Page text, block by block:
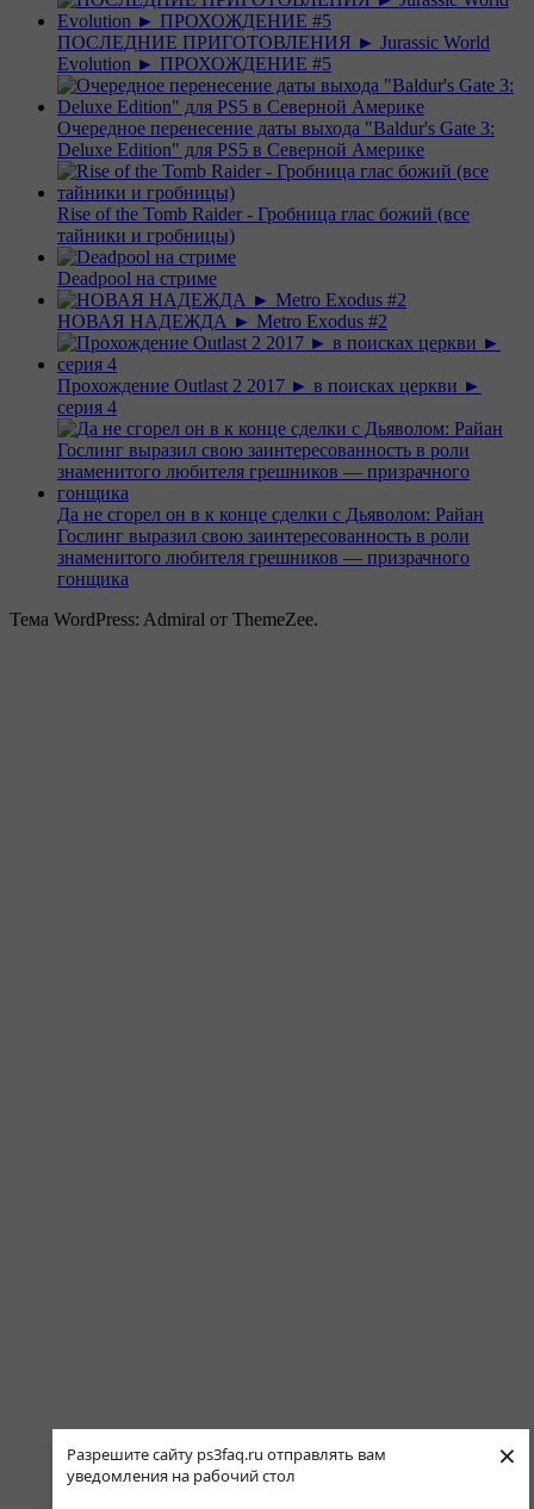
Разрешите сайту ps3faq.ru отправлять вам
уведомления на рабочий стол
×
ПОСЛЕДНИЕ ПРИГОТОВЛЕНИЯ ► Jurassic World
Evolution ► ПРОХОЖДЕНИЕ #5
Очередное перенесение даты выхода "Baldur's Gate 3:
Deluxe Edition" для PS5 в Северной Америке
Rise of the Tomb Raider - Гробница глас божий (все
тайники и гробницы)
Deadpool на стриме
НОВАЯ НАДЕЖДА ► Metro Exodus #2
Прохождение Outlast 2 2017 ► в поисках церкви ►
серия 4
Да не сгорел он в к конце сделки с Дьяволом: Райан
Гослинг выразил свою заинтересованность в роли
знаменитого любителя грешников — призрачного
гонщика
Тема WordPress: Admiral от ThemeZee.